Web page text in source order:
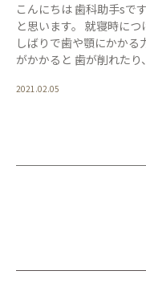
こんにちは 歯科助手sで
と思います。 就寝時に
しばりで歯や顎にかかる
がかかると 歯が削れた
2021.02.05